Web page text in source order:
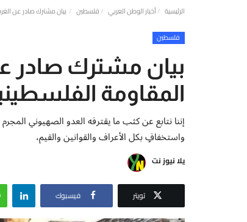
الرئيسية أخبار الوطن العربي فلسطين بيان مشترك صادر عن
فلسطين
بيان مشترك صادر
المقاومة
إننا نتابع عن كثب ما يقترفه العدو الصهيوني
واستخفافٍ بكل الأعراف والقوانين والقيم،
يلا نيوز نت
تويتر فيسبوك